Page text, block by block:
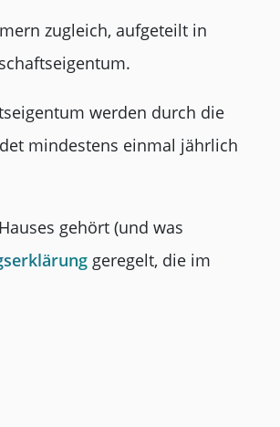
zugleich, aufgeteilt in
werden durch die
mindestens einmal jährlich
gehört (und was
geregelt, die im